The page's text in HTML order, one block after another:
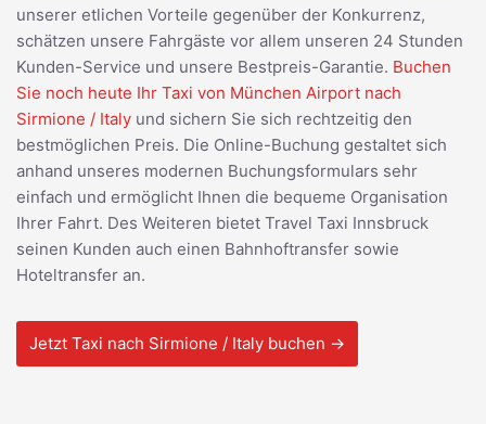
unserer etlichen Vorteile gegenüber der Konkurrenz,
schätzen unsere Fahrgäste vor allem unseren 24 Stunden
Kunden-Service und unsere Bestpreis-Garantie. Buchen
Sie noch heute Ihr Taxi von München Airport nach
Sirmione / Italy und sichern Sie sich rechtzeitig den
bestmöglichen Preis. Die Online-Buchung gestaltet sich
anhand unseres modernen Buchungsformulars sehr
einfach und ermöglicht Ihnen die bequeme Organisation
Ihrer Fahrt. Des Weiteren bietet Travel Taxi Innsbruck
seinen Kunden auch einen Bahnhoftransfer sowie
Hoteltransfer an.
Jetzt Taxi nach Sirmione / Italy buchen →